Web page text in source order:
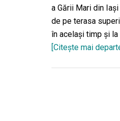
a Gării Mari din
de pe terasa
în acelaşi timp şi
[Citeşte mai